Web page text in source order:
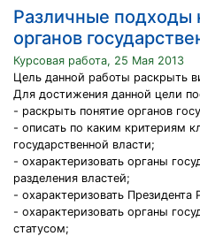
Различные подходы
органов
Курсовая работа, 25 Мая 2013
Цель данной работы раскрыть
Для достижения данной цели
- раскрыть понятие органов
- описать по каким критериям
государственной власти;
- охарактеризовать органы
разделения властей;
- охарактеризовать Президента
- охарактеризовать органы
статусом;